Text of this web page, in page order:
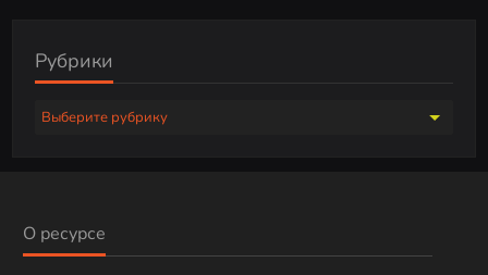
Рубрики
Р
к
О ресурсе